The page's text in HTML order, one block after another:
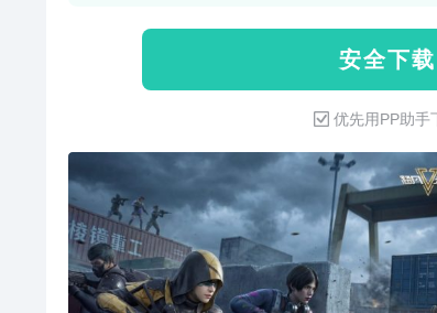
安 全 下 载
优先用PP助手